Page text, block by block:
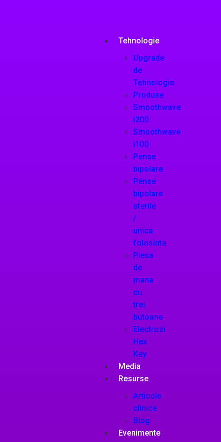
Tehnologie
Upgrade
de
Tehnologie
Produse
Smoothwave
i200
Smoothwave
i100
Pense
bipolare
Pense
bipolare
sterile
/
unica
folosinta
Piesa
de
mana
cu
trei
butoane
Electrozi
Hex
Key
Media
Resurse
Articole
clinice
Blog
Evenimente